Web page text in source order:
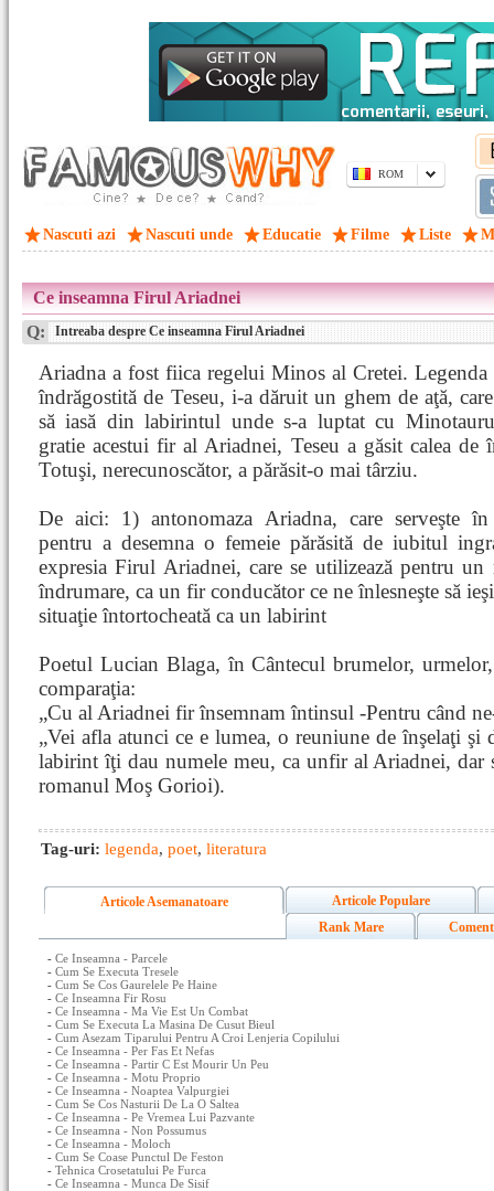
ROM
Nascuti azi Nascuti unde Educatie Filme Liste
Ce inseamna Firul Ariadnei
Q: Intreaba despre Ce inseamna Firul Ariadnei
Ariadna a fost fiica regelui Minos al Cretei. Legenda
îndrăgostită de Teseu, i-a dăruit un ghem de aţă,
să iasă din labirintul unde s-a luptat cu
gratie acestui fir al Ariadnei, Teseu a găsit calea de
Totuşi, nerecunoscător, a părăsit-o mai târziu.
De aici: 1) antonomaza Ariadna, care serveşte în
pentru a desemna o femeie părăsită de iubitul
expresia Firul Ariadnei, care se utilizează pentru
îndrumare, ca un fir conducător ce ne înlesneşte să
situaţie întortocheată ca un labirint
Poetul Lucian Blaga, în Cântecul brumelor,
comparaţia:
„Cu al Ariadnei fir însemnam întinsul -Pentru când
„Vei afla atunci ce e lumea, o reuniune de înşelaţi şi
labirint îţi dau numele meu, ca unfir al Ariadnei,
romanul Moş Gorioi).
Tag-uri: legenda, poet, literatura
Articole Asemanatoare
Articole Populare
Rank Mare
- Ce Inseamna - Parcele
- Cum Se Executa Tresele
- Cum Se Cos Gaurelele Pe Haine
- Ce Inseamna Fir Rosu
- Ce Inseamna - Ma Vie Est Un Combat
- Cum Se Executa La Masina De Cusut Bieul
- Cum Asezam Tiparului Pentru A Croi Lenjeria Copilului
- Ce Inseamna - Per Fas Et Nefas
- Ce Inseamna - Partir C Est Mourir Un Peu
- Ce Inseamna - Motu Proprio
- Ce Inseamna - Noaptea Valpurgiei
- Cum Se Cos Nasturii De La O Saltea
- Ce Inseamna - Pe Vremea Lui Pazvante
- Ce Inseamna - Non Possumus
- Ce Inseamna - Moloch
- Cum Se Coase Punctul De Feston
- Tehnica Crosetatului Pe Furca
- Ce Inseamna - Munca De Sisif